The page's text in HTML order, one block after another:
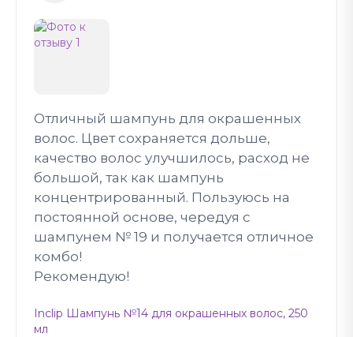
Отличный шампунь для окрашенных
волос. Цвет сохраняется дольше,
качество волос улучшилось, расход не
большой, так как шампунь
концентрированный. Пользуюсь на
постоянной основе, чередуя с
шампунем № 19 и получается отличное
комбо!
Рекомендую!
Inclip Шампунь №14 для окрашенных волос, 250
мл